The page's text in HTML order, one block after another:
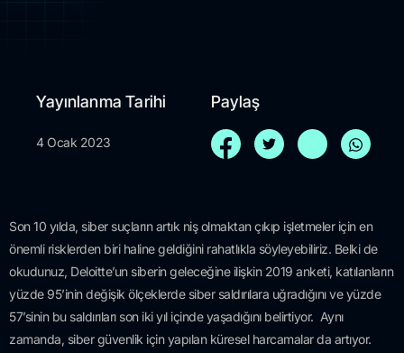
Yayınlanma Tarihi
4 Ocak 2023
Paylaş
Son 10 yılda, siber suçların artık niş olmaktan çıkıp işletmeler için en
önemli risklerden biri haline geldiğini rahatlıkla söyleyebiliriz. Belki de
okudunuz, Deloitte’un siberin geleceğine ilişkin 2019 anketi, katılanların
yüzde 95’inin değişik ölçeklerde siber saldırılara uğradığını ve yüzde
57’sinin bu saldırıları son iki yıl içinde yaşadığını belirtiyor. Aynı
zamanda, siber güvenlik için yapılan küresel harcamalar da artıyor.